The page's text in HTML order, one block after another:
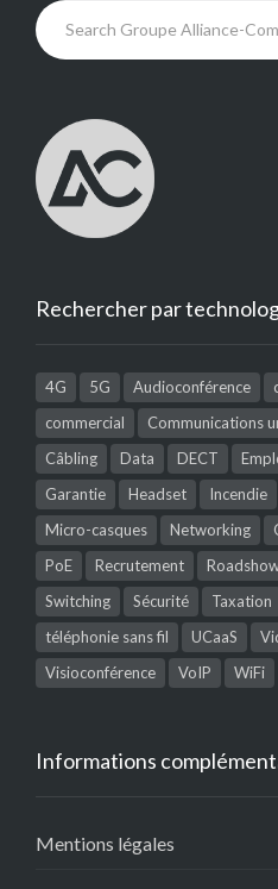
Rechercher par
4G 5G Audioconférence
commercial
Communications
Câbling
Data DECT
Garantie
Headset Incendie
Micro-casques
Networking
PoE
Recrutement
Switching
Sécurité Taxation
téléphonie sans fil
UCaaS
Visioconférence
VoIP WiFi
Informations
Mentions légales